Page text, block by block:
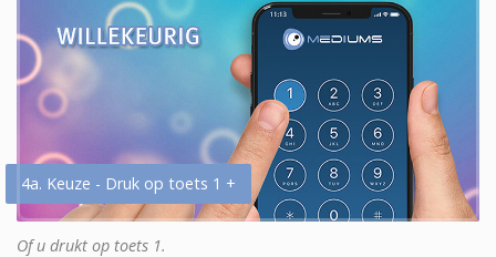
4a. Keuze - Druk op toets 1 +
Of u drukt op toets 1.